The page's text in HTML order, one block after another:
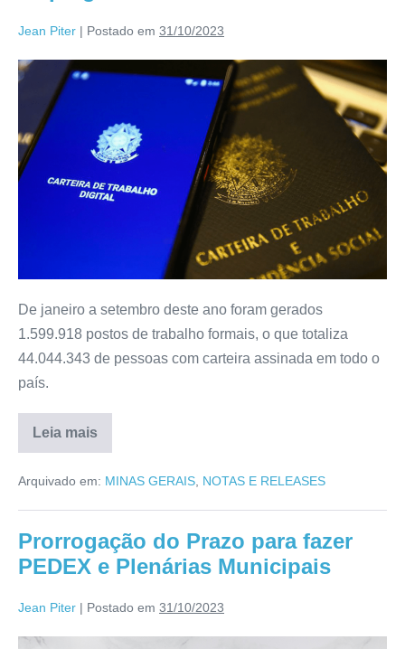
Jean Piter | Postado em 31/10/2023
De janeiro a setembro deste ano foram gerados
1.599.918 postos de trabalho formais, o que totaliza
44.044.343 de pessoas com carteira assinada em todo o
país.
Leia mais
Arquivado em: MINAS GERAIS NOTAS E RELEASES
Prorrogação do Prazo para fazer
PEDEX e Plenárias Municipais
Jean Piter | Postado em 31/10/2023